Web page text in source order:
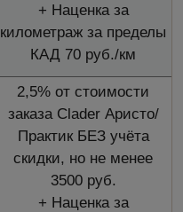
+ Наценка за
километраж за пределы
КАД 70 руб./км
2,5% от стоимости
заказа Clader Аристо/
Практик БЕЗ учёта
скидки, но не менее
3500 руб.
+ Наценка за